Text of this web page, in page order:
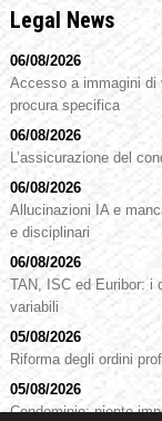
Legal News
06/08/2026
Accesso a immagini di
procura specifica
06/08/2026
L’assicurazione del
06/08/2026
Allucinazioni IA e
e disciplinari
06/08/2026
TAN, ISC ed Euribor: i
variabili
05/08/2026
Riforma degli ordini
05/08/2026
Condominio: niente